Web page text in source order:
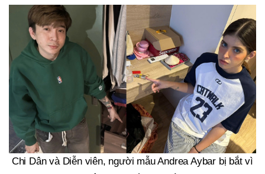
Chi Dân và Diễn viên, người mẫu Andrea Aybar bị bắt vì